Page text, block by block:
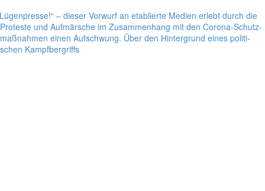
Lügen­presse!“ – dieser Vorwurf an eta­blierte Medien erlebt durch die
Pro­teste und Auf­mär­sche im Zusam­men­hang mit den Corona-Schutz­
maß­nah­men einen Auf­schwung. Über den Hin­ter­grund eines poli­ti­
schen Kampfbergriffs